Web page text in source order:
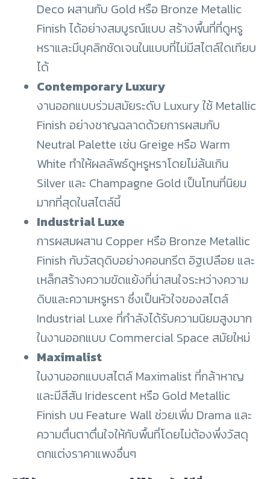
Deco ผสานกับ Gold หรือ Bronze Metallic
Finish ได้อย่างสมบูรณ์แบบ สร้างพื้นที่ที่ดูหรู
หราและมีบุคลิกชัดเจนในแบบที่ไม่มีสไตล์ใดเทียบ
ได้
Contemporary Luxury
งานออกแบบร่วมสมัยระดับ Luxury ใช้ Metallic
Finish อย่างชาญฉลาดด้วยการผสมกับ
Neutral Palette เช่น Greige หรือ Warm
White ทำให้ผลลัพธ์ดูหรูหราโดยไม่ล้นเกิน
Silver และ Champagne Gold เป็นโทนที่นิยม
มากที่สุดในสไตล์นี้
Industrial Luxe
การผสมผสาน Copper หรือ Bronze Metallic
Finish กับวัสดุดิบอย่างคอนกรีต อิฐเปลือย และ
เหล็กสร้างความขัดแย้งที่น่าสนใจระหว่างความ
ดิบและความหรูหรา ซึ่งเป็นหัวใจของสไตล์
Industrial Luxe ที่กำลังได้รับความนิยมสูงมาก
ในงานออกแบบ Commercial Space สมัยใหม่
Maximalist
ในงานออกแบบสไตล์ Maximalist ที่กล้าหาญ
และมีสีสัน Iridescent หรือ Gold Metallic
Finish บน Feature Wall ช่วยเพิ่ม Drama และ
ความตื่นตาตื่นใจให้กับพื้นที่โดยไม่ต้องพึ่งวัสดุ
ตกแต่งราคาแพงอื่นๆ